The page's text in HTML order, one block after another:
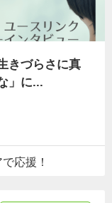
きづらさに真
」に...
応援！